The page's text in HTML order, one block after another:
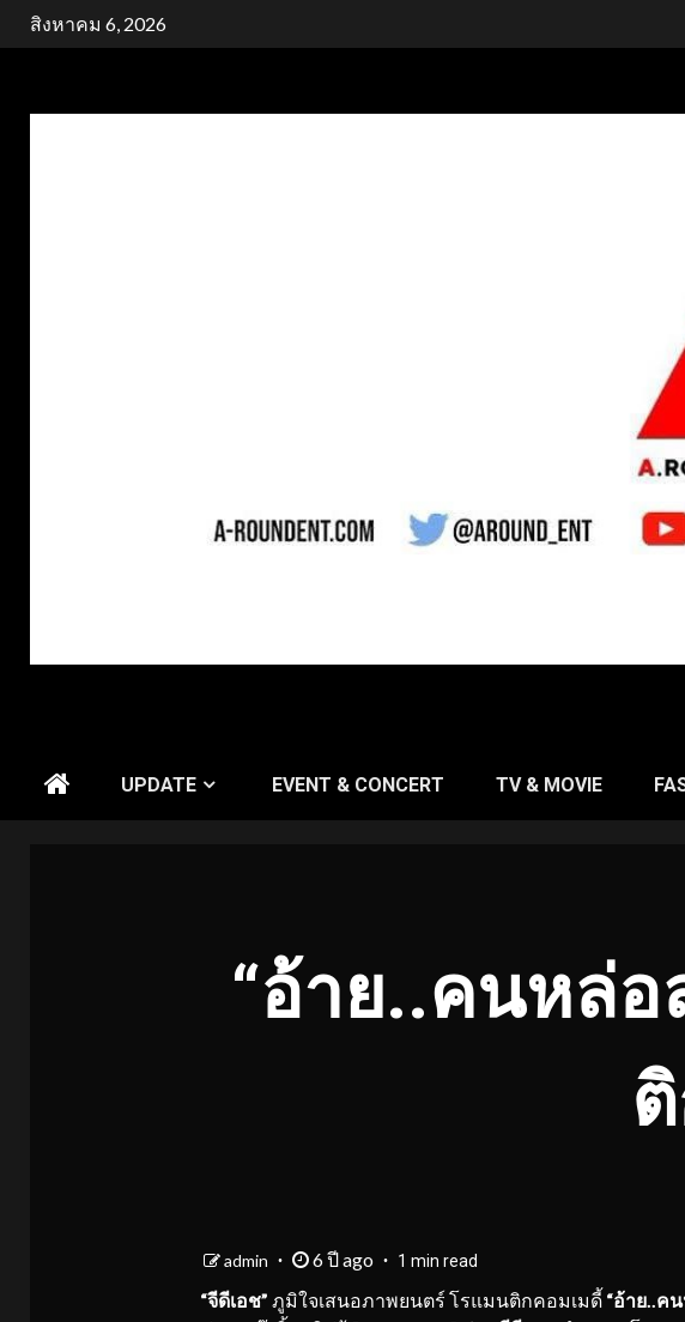
Skipสิงหาคม 6, 2026
UPDATE EVENT & CONCERT TV & MOVIE
“อ้าย..คนหล่อ
admin 6 ปี ago 1 min read
“จีดีเอช” ภูมิใจเสนอภาพยนตร์ โรแมนติกคอมเมดี้“อ้าย..คน